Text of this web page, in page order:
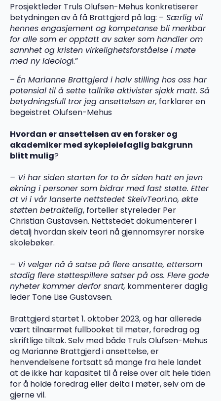
Prosjektleder Truls Olufsen-Mehus konkretiserer
betydningen av å få Brattgjerd på lag: – Særlig vil
hennes engasjement og kompetanse bli merkbar
for alle som er opptatt av saker som handler om
sannhet og kristen virkelighetsforståelse i møte
med ny ideologi.”
– Én Marianne Brattgjerd i halv stilling hos oss har
potensial til å sette tallrike aktivister sjakk matt. Så
betydningsfull tror jeg ansettelsen er, forklarer en
begeistret Olufsen-Mehus
Hvordan er ansettelsen av en forsker og
akademiker med sykepleiefaglig bakgrunn
blitt mulig?
– Vi har siden starten for to år siden hatt en jevn
økning i personer som bidrar med fast støtte. Etter
at vi i vår lanserte nettstedet SkeivTeori.no, økte
støtten betraktelig, forteller styreleder Per
Christian Gustavsen. Nettstedet dokumenterer i
detalj hvordan skeiv teori nå gjennomsyrer norske
skolebøker.
– Vi velger nå å satse på flere ansatte, ettersom
stadig flere støttespillere satser på oss. Flere gode
nyheter kommer derfor snart, kommenterer daglig
leder Tone Lise Gustavsen.
Brattgjerd startet 1. oktober 2023, og har allerede
vært tilnærmet fullbooket til møter, foredrag og
skriftlige tiltak. Selv med både Truls Olufsen-Mehus
og Marianne Brattgjerd i ansettelse, er
henvendelsene fortsatt så mange fra hele landet
at de ikke har kapasitet til å reise over alt hele tiden
for å holde foredrag eller delta i møter, selv om de
gjerne vil.